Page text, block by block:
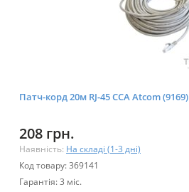
Патч-корд 20м RJ-45 CCA Atcom (9169)
208 грн.
Наявність: На складі (1-3 дні)
Код товару: 369141
Гарантія: 3 міс.